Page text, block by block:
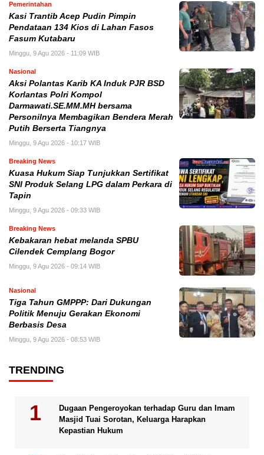
Pemerintahan
Kasi Trantib Acep Pudin Pimpin
Pendataan 134 Kios di Lahan Fasos
Fasum Kutabaru
Minggu, 9 Agu 2026 - 11:09 WIB
Nasional
Aksi Polantas Karib KA Induk PJR BSD
Korlantas Polri Kompol
Darmawati.SE.MM.MH bersama
Personilnya Membagikan Bendera Merah
Putih Berserta Tiangnya
Minggu, 9 Agu 2026 - 10:17 WIB
Breaking News
Kuasa Hukum Siap Tunjukkan Sertifikat
SNI Produk Selang LPG dalam Perkara di
Tapin
Minggu, 9 Agu 2026 - 09:33 WIB
Breaking News
Kebakaran hebat melanda SPBU
Cilendek Cemplang Bogor
Minggu, 9 Agu 2026 - 09:14 WIB
Nasional
Tiga Tahun GMPPP: Dari Dukungan
Politik Menuju Gerakan Ekonomi
Berbasis Desa
Minggu, 9 Agu 2026 - 08:53 WIB
TRENDING
Dugaan Pengeroyokan terhadap Guru dan Imam
Masjid Tuai Sorotan, Keluarga Harapkan
Kepastian Hukum